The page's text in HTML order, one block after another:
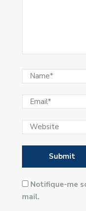
Notifique-me
mail.